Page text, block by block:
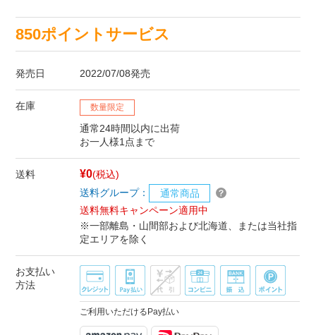
850ポイントサービス
発売日 2022/07/08発売
在庫 数量限定
通常24時間以内に出荷
お一人様1点まで
送料 ¥0(税込)
送料グループ：
通常商品
送料無料キャンペーン適用中
※一部離島・山間部および北海道、または当社指
定エリアを除く
お支払い
方法
ご利用いただけるPay払い